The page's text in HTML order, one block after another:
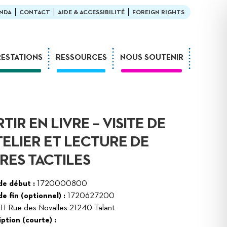
CONTACT AIDE & ACCESSIBILITÉ FOREIGN RIGHTS
Sur-mesure
Webinaires
RESSOURCES
LDQR au musée
LDQR en EHPAD
Projets de recherche
NOUS SOUTENIR
EN LIVRE – VISITE DE
ET LECTURE DE
TACTILES
début : 1720000800
fin (optionnel) : 1720627200
11 Rue des Novalles 21240 Talant
(courte) :